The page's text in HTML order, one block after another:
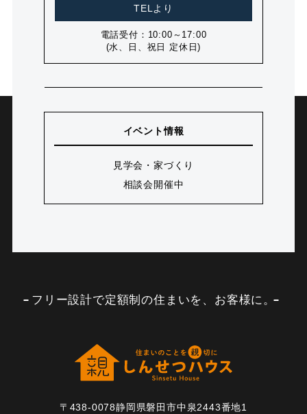
TELより
電話受付：10:00～17:00
(水、日、祝日 定休日)
イベント情報
見学会・家づくり
相談会開催中
フリー設計で定額制の住まいを、お客様に。
〒438-0078静岡県磐田市中泉2443番地1